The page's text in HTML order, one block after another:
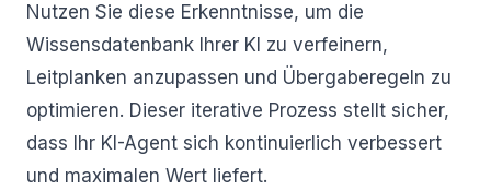
Nutzen Sie diese Erkenntnisse, um die
Wissensdatenbank Ihrer KI zu verfeinern,
Leitplanken anzupassen und Übergaberegeln zu
optimieren. Dieser iterative Prozess stellt sicher,
dass Ihr KI-Agent sich kontinuierlich verbessert
und maximalen Wert liefert.